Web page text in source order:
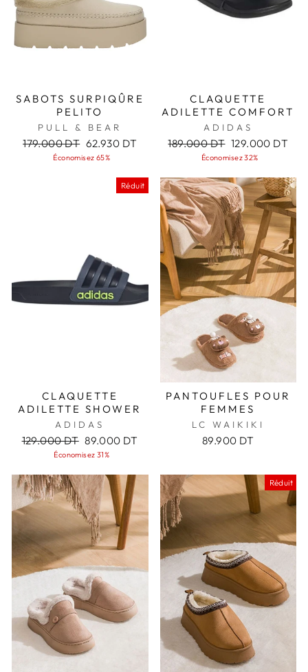
SABOTS SURPIQÛRE
PELITO
PULL & BEAR
Prix
régulier
179.000 DT Prix
réduit
62.930 DT
Économisez 65%
CLAQUETTE
ADILETTE COMFORT
ADIDAS
Prix
régulier
189.000 DT Prix
réduit
129.000 DT
Économisez 32%
Réduit
CLAQUETTE
ADILETTE SHOWER
ADIDAS
Prix
régulier
129.000 DT Prix
réduit
89.000 DT
Économisez 31%
PANTOUFLES POUR
FEMMES
LC WAIKIKI
89.900 DT
Réduit